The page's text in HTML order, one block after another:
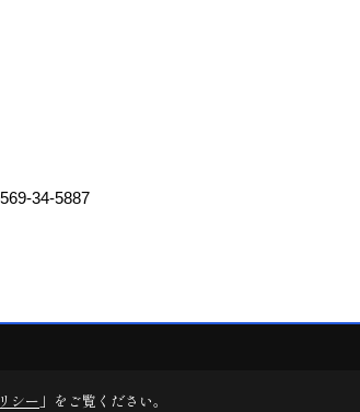
34-5887
シー 」をご覧ください。